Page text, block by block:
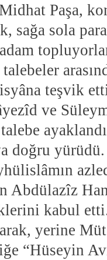
Paşa,
sağa sola
teşvik
ve
doğru
Abdülazîz
kabul etti.
yerine
“Hüseyin